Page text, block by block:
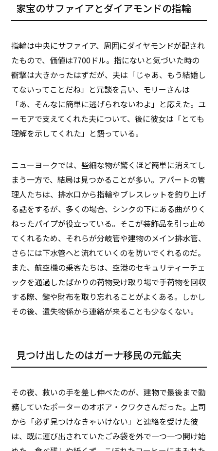
家宝のサファイアとダイアモンドの指輪
指輪は中央にサファイア、周囲にダイヤモンドが配され
たもので、価値は7700ドル。指にないと気づいた時の
衝撃は大きかったはずだが、夫は「じゃあ、もう結婚し
てないってことだね」と冗談を言い、モリーさんは
「あ、そんなに簡単に逃げられないわよ」と応えた。ユ
ーモアで支えてくれた夫について、後に彼女は「とても
理解を示してくれた」と語っている。
ニューヨークでは、些細な物が驚くほど簡単に消えてし
まう一方で、結局は見つかることが多い。アパートの管
理人たちは、排水口から指輪やブレスレットを釣り上げ
る話をするが、多くの場合、シンクの下にある曲がりく
ねったパイプが役立っている。そこが装飾品を引っ止め
てくれるため、それらが分岐管や建物のメイン排水管、
さらには下水管へと流れていくのを防いでくれるのだ。
また、航空機の乗客たちは、空港のセキュリティーチェ
ックを通過したばかりの荷物受け取り場で手荷物を回収
する際、鍵や財布を取り忘れることがよくある。しかし
その後、遺失物係から連絡が来ることも少なくない。
見つけ出したのはガーナ移民の元鉱夫
その夜、救いの手を差し伸べたのが、建物で最後まで勤
務していたポーターのオボア・クワクさんだった。上司
から「必ず見つけなきゃいけない」と連絡を受けた彼
は、既に運び出されていたごみ袋を外で一つ一つ開け始